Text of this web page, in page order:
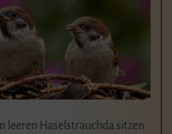
leeren Haselstrauchda sitzen